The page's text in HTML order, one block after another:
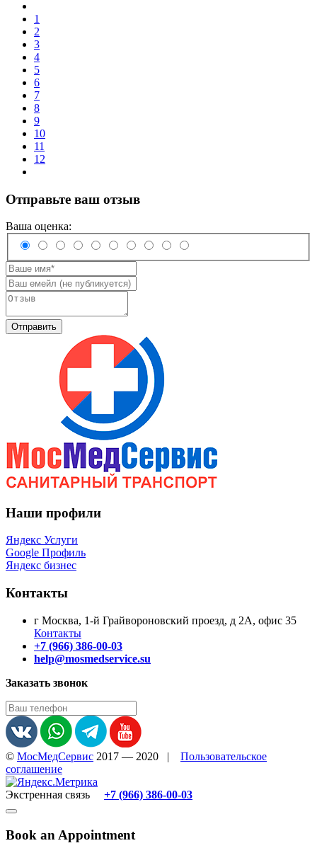
1
2
3
4
5
6
7
8
9
10
11
12
Отправьте ваш отзыв
Ваша оценка:
Отправить
Наши профили
Яндекс Услуги
Google Профиль
Яндекс бизнес
Контакты
г Москва, 1-й Грайвороновский проезд, д 2А, офис 35
Контакты
+7 (966) 386-00-03
help@mosmedservice.su
Заказать звонок
© МосМедСервис 2017 — 2020 |
Пользовательское
соглашение
Экстренная связь +7 (966) 386-00-03
Book an Appointment